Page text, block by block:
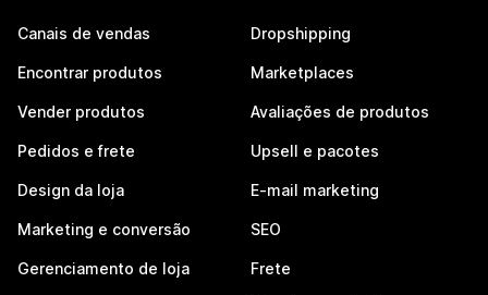
Canais de vendas
Encontrar produtos
Vender produtos
Pedidos e frete
Design da loja
Marketing e conversão
Gerenciamento de loja
Dropshipping
Marketplaces
Avaliações de produtos
Upsell e pacotes
E-mail marketing
SEO
Frete